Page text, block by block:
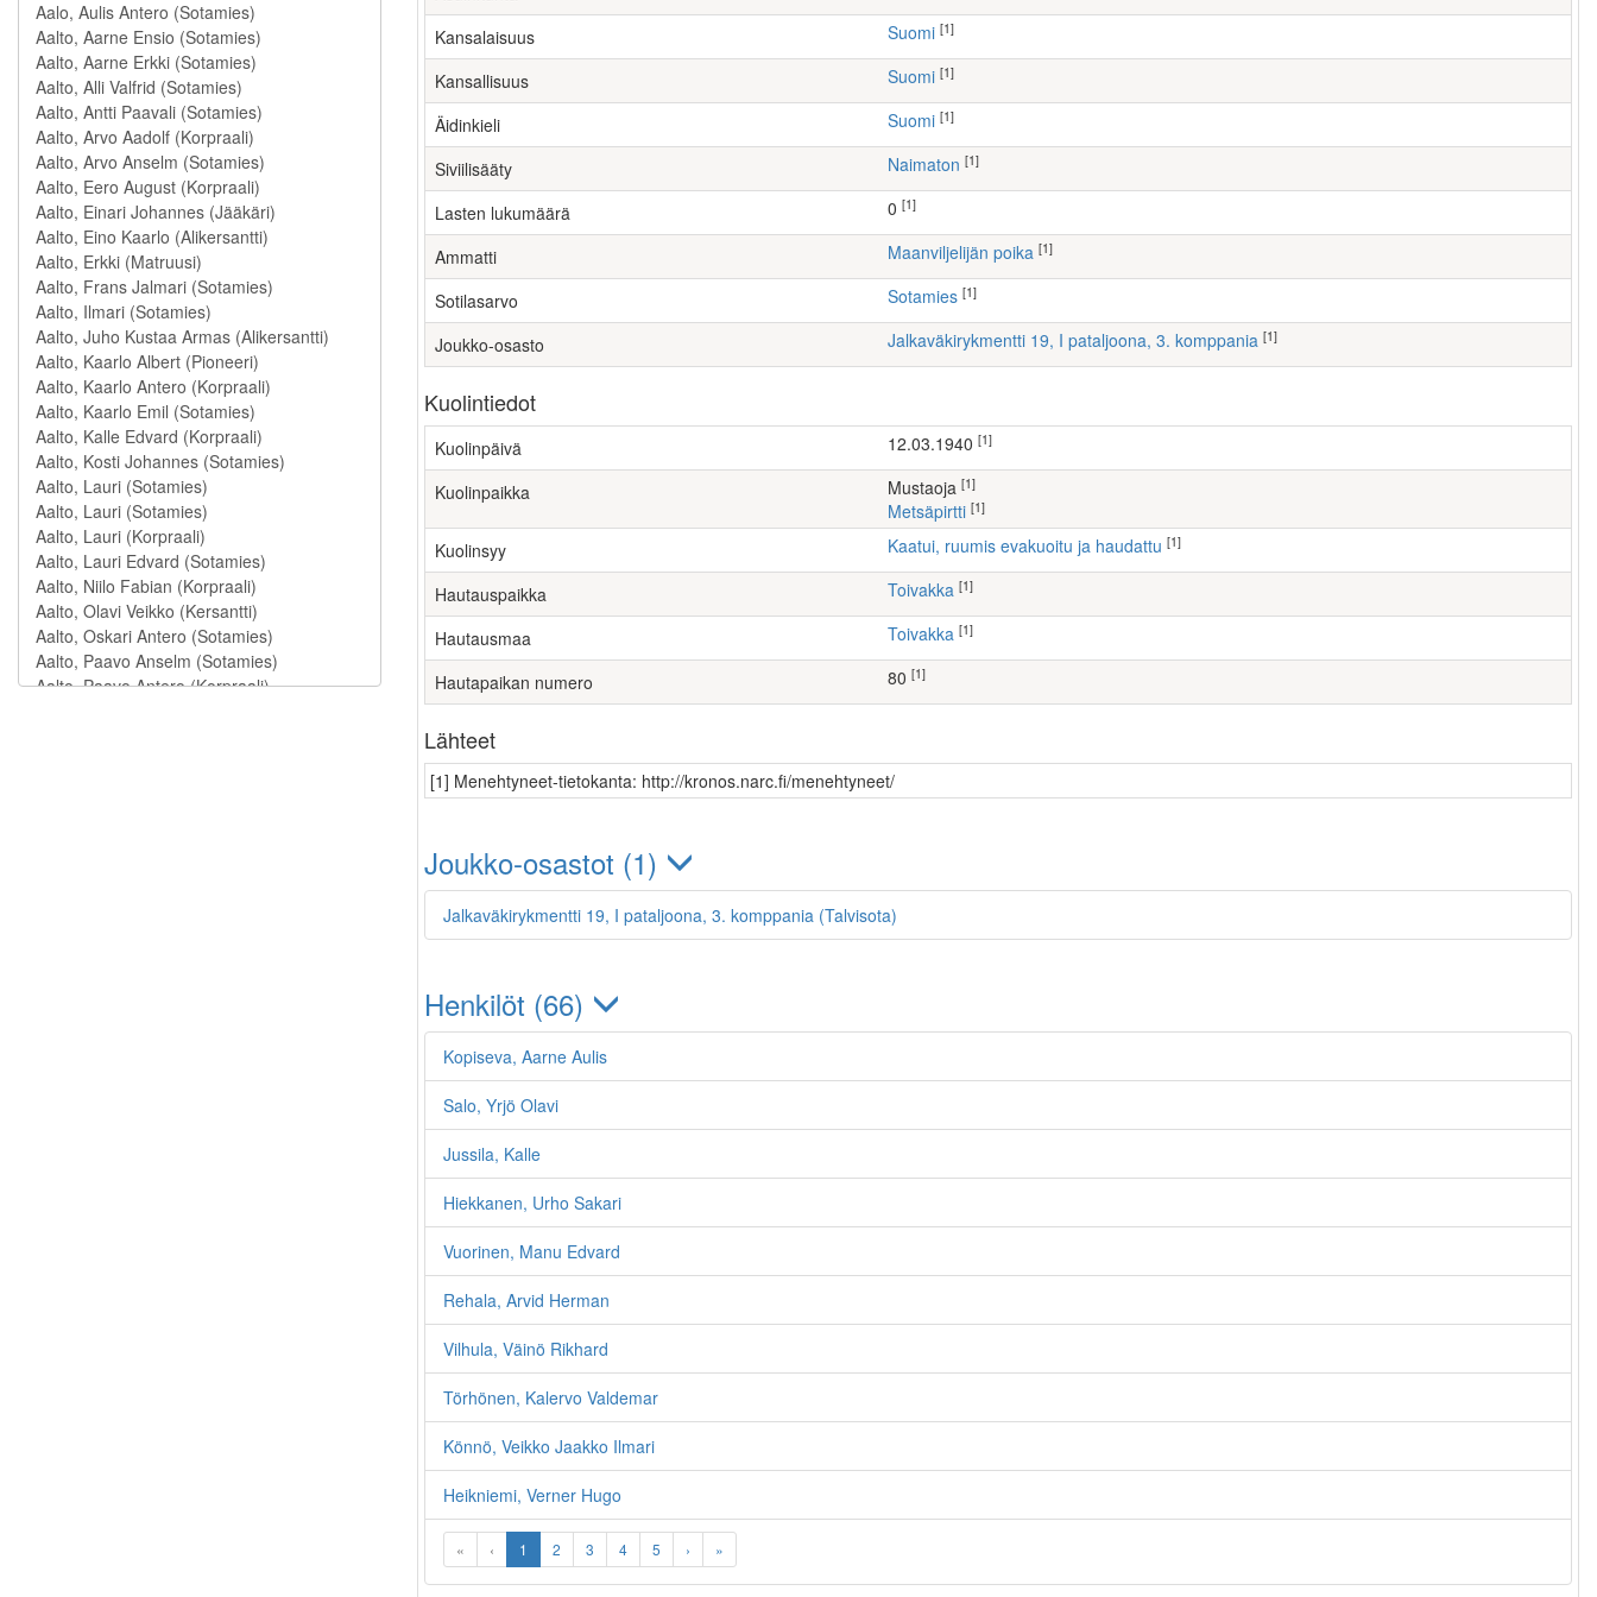
Kansalaisuus Suomi [1]
Kansallisuus Suomi [1]
Äidinkieli Suomi [1]
Siviilisääty Naimaton [1]
Lasten lukumäärä [1]
Ammatti maanviljelijän poika [1]
Sotilasarvo Sotamies [1]
Joukko-osasto Jalkaväkirykmentti 19, I pataljoona, 3. komppania [1]
Kuolintiedot
Kuolinpäivä 12.03.1940 [1]
Kuolinpaikka Mustaoja [1]
Metsäpirtti [1]
Kuolinsyy Kaatui, ruumis evakuoitu ja haudattu [1]
Hautauspaikka Toivakka [1]
Hautausmaa Toivakka [1]
Hautapaikan numero 80 [1]
Lähteet
[1] Menehtyneet-tietokanta: http://kronos.narc.fi/menehtyneet/
Joukko-osastot (1)
Jalkaväkirykmentti 19, I pataljoona, 3. komppania (Talvisota)
Henkilöt (66)
Kopiseva, Aarne Aulis
Salo, Yrjö Olavi
Jussila, Kalle
Hiekkanen, Urho Sakari
Vuorinen, Manu Edvard
Rehala, Arvid Herman
Vilhula, Väinö Rikhard
Törhönen, Kalervo Valdemar
Könnö, Veikko Jaakko Ilmari
Heikniemi, Verner Hugo
« ‹ 1 2 3 4 5 › »